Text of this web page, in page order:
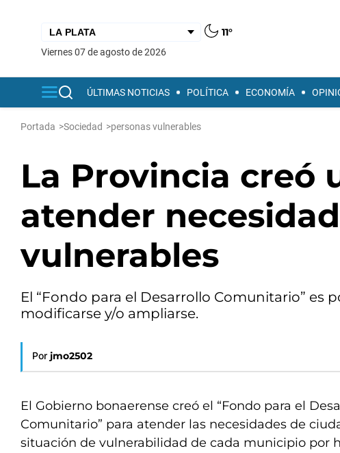
11°
viernes 07 de agosto de 2026
ÚLTIMAS NOTICIAS POLÍTICA ECONOMÍA
Portada >Sociedad >personas vulnerables
La Provincia creó
atender
vulnerables
El “Fondo para el Desarrollo Comunitario” es
modificarse y/o ampliarse.
Por jmo2502
El Gobierno bonaerense creó el “Fondo para el
Comunitario” para atender las necesidades de
situación de vulnerabilidad de cada municipio por